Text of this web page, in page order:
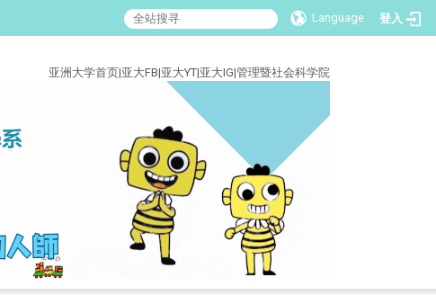
Language 登入
亚洲大学首页|亚大FB|亚大YT|亚大IG|管理暨社会科学院